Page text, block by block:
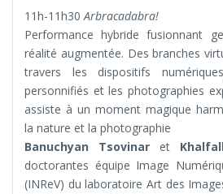
11h-11h30Arbracadabra!
Performance hybride fusionnant
réalité augmentée. Des branches
travers les dispositifs
personnifiés et les photographies
assiste à un moment magique
la nature et la photographie
Banuchyan Tsovinar et
doctorantes équipe Image
(INReV) du laboratoire Art des